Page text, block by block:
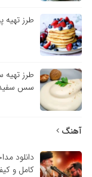
طرز تهیه
طرز
سس
آهنگ
دانلود
کامل و